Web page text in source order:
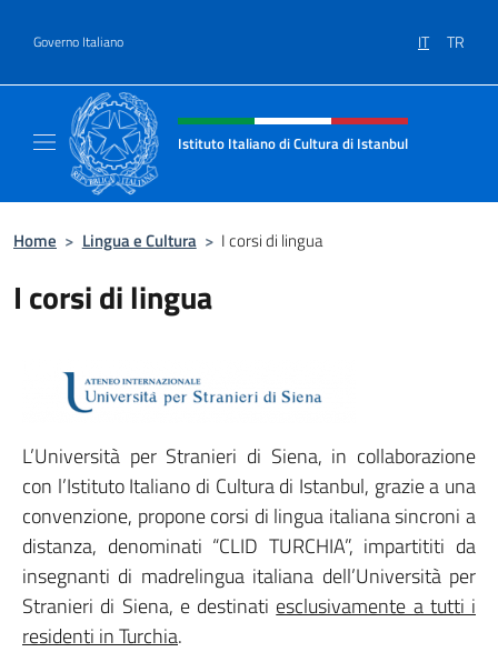
Governo Italiano IT TR
Intestazione sito, social e menù
Istituto Italiano di Cultura di Istanbul
Home > Lingua e Cultura > I corsi di lingua
I corsi di lingua
L’Università per Stranieri di Siena, in collaborazione
con l’Istituto Italiano di Cultura di Istanbul, grazie a una
convenzione, propone corsi di lingua italiana sincroni a
distanza, denominati “CLID TURCHIA”, impartititi da
insegnanti di madrelingua italiana dell’Università per
Stranieri di Siena, e destinati esclusivamente a tutti i
residenti in Turchia.